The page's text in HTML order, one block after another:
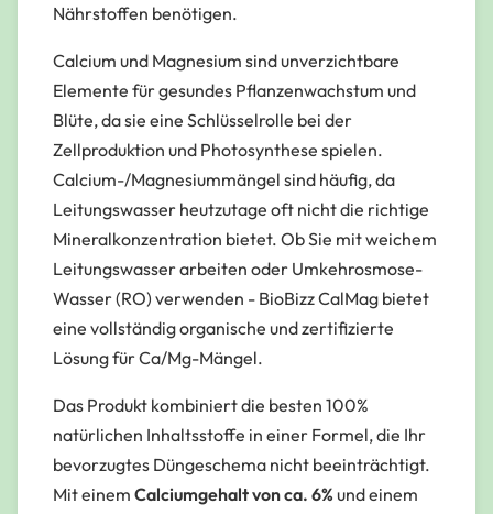
Nährstoffen benötigen.
Calcium und Magnesium sind unverzichtbare
Elemente für gesundes Pflanzenwachstum und
Blüte, da sie eine Schlüsselrolle bei der
Zellproduktion und Photosynthese spielen.
Calcium-/Magnesiummängel sind häufig, da
Leitungswasser heutzutage oft nicht die richtige
Mineralkonzentration bietet. Ob Sie mit weichem
Leitungswasser arbeiten oder Umkehrosmose-
Wasser (RO) verwenden - BioBizz CalMag bietet
eine vollständig organische und zertifizierte
Lösung für Ca/Mg-Mängel.
Das Produkt kombiniert die besten 100%
natürlichen Inhaltsstoffe in einer Formel, die Ihr
bevorzugtes Düngeschema nicht beeinträchtigt.
Mit einem Calciumgehalt von ca. 6% und einem